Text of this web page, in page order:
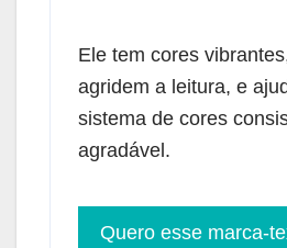
Ele tem cores
agridem a leitura, e
sistema de cores
agradável.
Quero esse marca-